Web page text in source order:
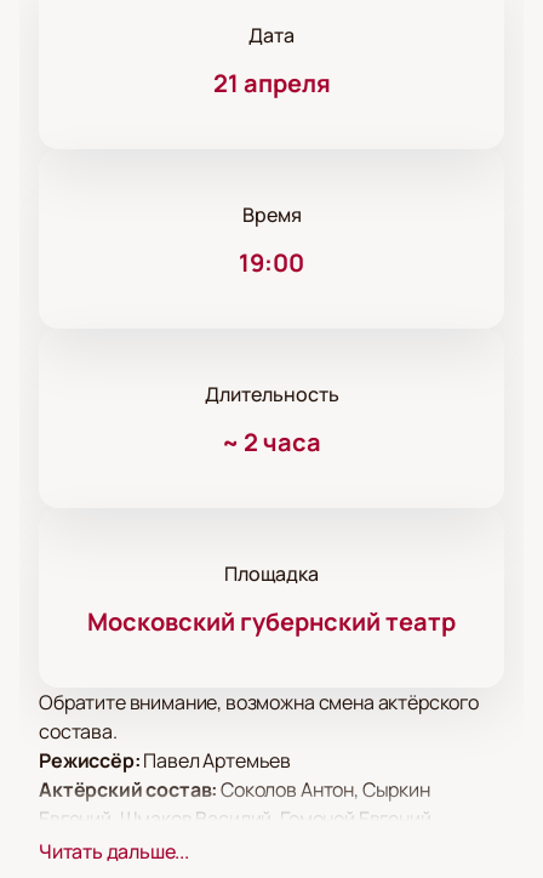
Дата
21 апреля
Время
19:00
Длительность
~ 2 часа
Площадка
Московский губернский театр
Обратите внимание, возможна смена актёрского
состава.
Режиссёр:Павел Артемьев
Актёрский состав:Соколов Антон, Сыркин
Евгений, Шмаков Василий, Гомоной Евгений,
Киркова Елена, Галкина Полина, Исаенков Андрей,
Читать дальше...